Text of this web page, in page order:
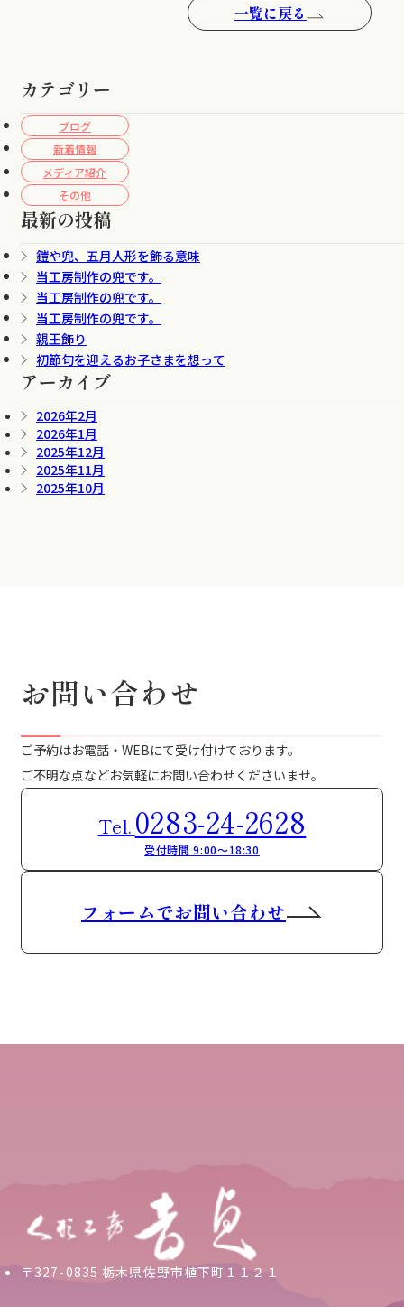
カテゴリー
ブログ
新着情報
メディア紹介
その他
最新の投稿
鎧や兜、五月人形を飾る意味
当工房制作の兜です。
当工房制作の兜です。
当工房制作の兜です。
親王飾り
初節句を迎えるお子さまを想って
アーカイブ
2026年2月
2026年1月
2025年12月
2025年11月
2025年10月
一覧に戻る
お問い合わせ
ご予約はお電話・WEBにて受け付けております。
ご不明な点などお気軽にお問い合わせくださいませ。
Tel. 0283-24-2628
受付時間 9:00～18:30
フォームでお問い合わせ
〒327-0835 栃木県佐野市植下町１１２１